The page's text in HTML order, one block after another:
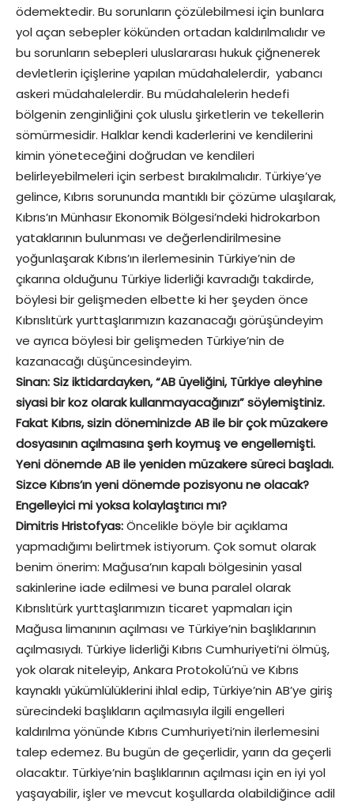
ödemektedir. Bu sorunların çözülebilmesi için bunlara
yol açan sebepler kökünden ortadan kaldırılmalıdır ve
bu sorunların sebepleri uluslararası hukuk çiğnenerek
devletlerin içişlerine yapılan müdahalelerdir, yabancı
askeri müdahalelerdir. Bu müdahalelerin hedefi
bölgenin zenginliğini çok uluslu şirketlerin ve tekellerin
sömürmesidir. Halklar kendi kaderlerini ve kendilerini
kimin yöneteceğini doğrudan ve kendileri
belirleyebilmeleri için serbest bırakılmalıdır. Türkiye’ye
gelince, Kıbrıs sorununda mantıklı bir çözüme ulaşılarak,
Kıbrıs’ın Münhasır Ekonomik Bölgesi’ndeki hidrokarbon
yataklarının bulunması ve değerlendirilmesine
yoğunlaşarak Kıbrıs’ın ilerlemesinin Türkiye’nin de
çıkarına olduğunu Türkiye liderliği kavradığı takdirde,
böylesi bir gelişmeden elbette ki her şeyden önce
Kıbrıslıtürk yurttaşlarımızın kazanacağı görüşündeyim
ve ayrıca böylesi bir gelişmeden Türkiye’nin de
kazanacağı düşüncesindeyim.
Sinan: Siz iktidardayken, “AB üyeliğini, Türkiye aleyhine
siyasi bir koz olarak kullanmayacağınızı” söylemiştiniz.
Fakat Kıbrıs, sizin döneminizde AB ile bir çok müzakere
dosyasının açılmasına şerh koymuş ve engellemişti.
Yeni dönemde AB ile yeniden müzakere süreci başladı.
Sizce Kıbrıs’ın yeni dönemde pozisyonu ne olacak?
Engelleyici mi yoksa kolaylaştırıcı mı?
Dimitris Hristofyas:Öncelikle böyle bir açıklama
yapmadığımı belirtmek istiyorum. Çok somut olarak
benim önerim: Mağusa’nın kapalı bölgesinin yasal
sakinlerine iade edilmesi ve buna paralel olarak
Kıbrıslıtürk yurttaşlarımızın ticaret yapmaları için
Mağusa limanının açılması ve Türkiye’nin başlıklarının
açılmasıydı. Türkiye liderliği Kıbrıs Cumhuriyeti’ni ölmüş,
yok olarak niteleyip, Ankara Protokolü’nü ve Kıbrıs
kaynaklı yükümlülüklerini ihlal edip, Türkiye’nin AB’ye giriş
sürecindeki başlıkların açılmasıyla ilgili engelleri
kaldırılma yönünde Kıbrıs Cumhuriyeti’nin ilerlemesini
talep edemez. Bu bugün de geçerlidir, yarın da geçerli
olacaktır. Türkiye’nin başlıklarının açılması için en iyi yol
yaşayabilir, işler ve mevcut koşullarda olabildiğince adil